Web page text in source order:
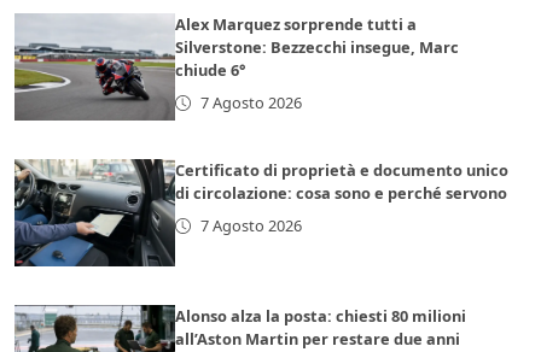
Alex Marquez sorprende tutti a
Silverstone: Bezzecchi insegue, Marc
chiude 6°
7 Agosto 2026
Certificato di proprietà e documento unico
di circolazione: cosa sono e perché servono
7 Agosto 2026
Alonso alza la posta: chiesti 80 milioni
all’Aston Martin per restare due anni